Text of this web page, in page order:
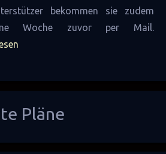
bekommen sie zudem
Woche zuvor per Mail.
Pläne